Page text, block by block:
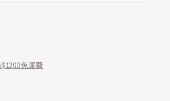
免運費